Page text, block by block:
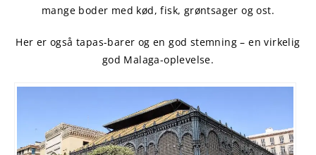
mange boder med kød, fisk, grøntsager og ost.
Her er også tapas-barer og en god stemning – en virkelig
god Malaga-oplevelse.